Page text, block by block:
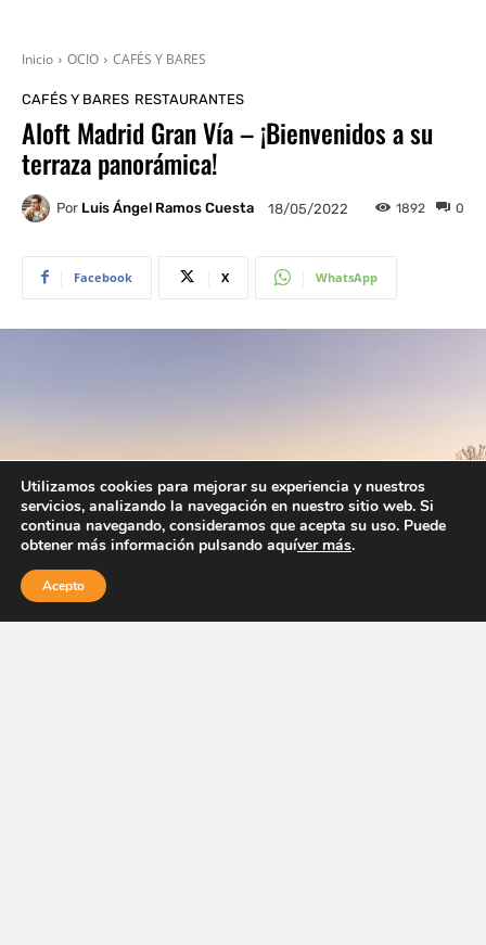
Utilizamos cookies para mejorar su experiencia y nuestros
servicios, analizando la navegación en nuestro sitio web. Si
continua navegando, consideramos que acepta su uso. Puede
obtener más información pulsando aquíver más.
Acepto